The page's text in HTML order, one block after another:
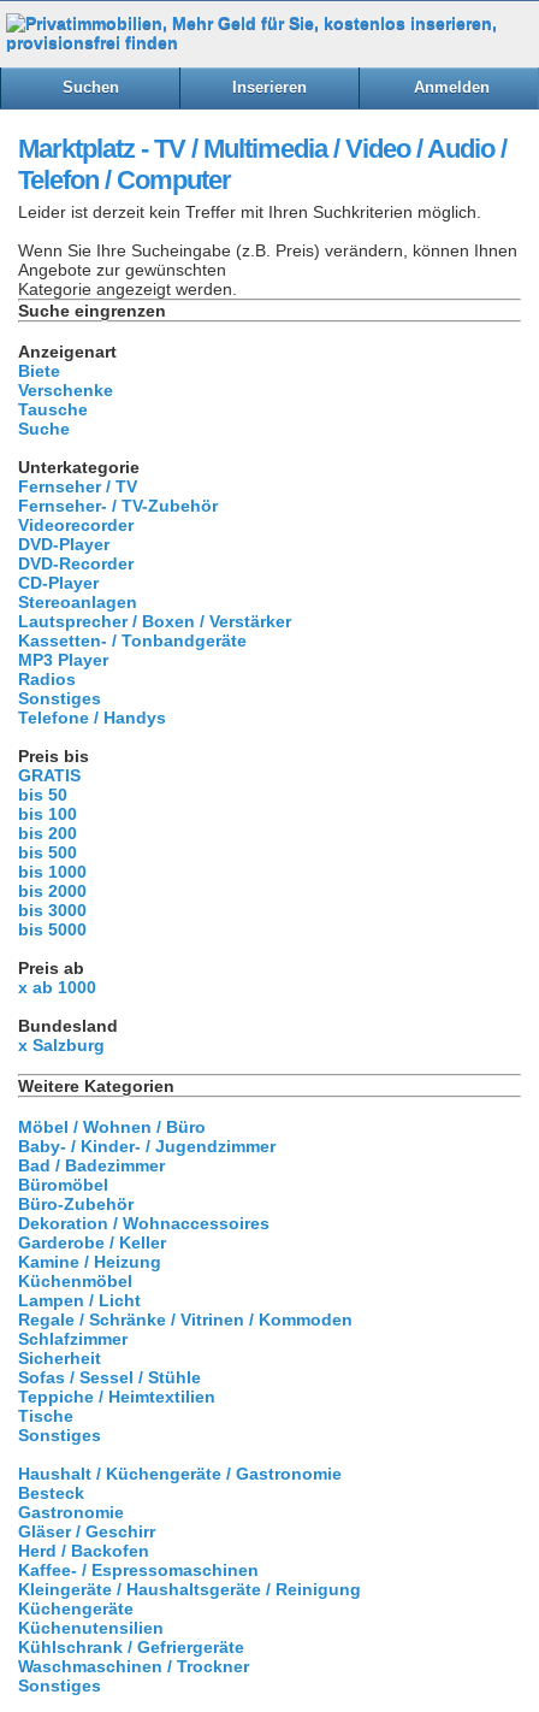
Suchen Inserieren Anmelden
Marktplatz - TV / Multimedia / Video / Audio /
Telefon / Computer
Leider ist derzeit kein Treffer mit Ihren Suchkriterien möglich.
Wenn Sie Ihre Sucheingabe (z.B. Preis) verändern, können Ihnen
Angebote zur gewünschten
Kategorie angezeigt werden.
Suche eingrenzen
Anzeigenart
Biete
Verschenke
Tausche
Suche
Unterkategorie
Fernseher / TV
Fernseher- / TV-Zubehör
Videorecorder
DVD-Player
DVD-Recorder
CD-Player
Stereoanlagen
Lautsprecher / Boxen / Verstärker
Kassetten- / Tonbandgeräte
MP3 Player
Radios
Sonstiges
Telefone / Handys
Preis bis
GRATIS
bis 50
bis 100
bis 200
bis 500
bis 1000
bis 2000
bis 3000
bis 5000
Preis ab
x ab 1000
Bundesland
x Salzburg
Weitere Kategorien
Möbel / Wohnen / Büro
Baby- / Kinder- / Jugendzimmer
Bad / Badezimmer
Büromöbel
Büro-Zubehör
Dekoration / Wohnaccessoires
Garderobe / Keller
Kamine / Heizung
Küchenmöbel
Lampen / Licht
Regale / Schränke / Vitrinen / Kommoden
Schlafzimmer
Sicherheit
Sofas / Sessel / Stühle
Teppiche / Heimtextilien
Tische
Sonstiges
Haushalt / Küchengeräte / Gastronomie
Besteck
Gastronomie
Gläser / Geschirr
Herd / Backofen
Kaffee- / Espressomaschinen
Kleingeräte / Haushaltsgeräte / Reinigung
Küchengeräte
Küchenutensilien
Kühlschrank / Gefriergeräte
Waschmaschinen / Trockner
Sonstiges